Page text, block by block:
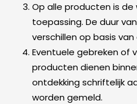
Op alle producten is
toepassing. De duur
verschillen op basis
Eventuele gebreken of
producten dienen
ontdekking schriftelijk
worden gemeld.